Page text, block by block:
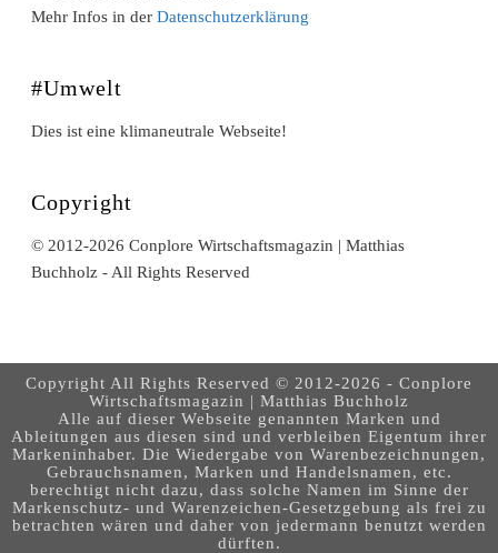
Mehr Infos in derDatenschutzerklärung
#Umwelt
Dies ist eine klimaneutrale Webseite!
Copyright
© 2012-2026 Conplore Wirtschaftsmagazin | Matthias
Buchholz - All Rights Reserved
Copyright All Rights Reserved © 2012-2026 - Conplore
Wirtschaftsmagazin | Matthias Buchholz
Alle auf dieser Webseite genannten Marken und
Ableitungen aus diesen sind und verbleiben Eigentum ihrer
Markeninhaber. Die Wiedergabe von Warenbezeichnungen,
Gebrauchsnamen, Marken und Handelsnamen, etc.
berechtigt nicht dazu, dass solche Namen im Sinne der
Markenschutz- und Warenzeichen-Gesetzgebung als frei zu
betrachten wären und daher von jedermann benutzt werden
dürften.